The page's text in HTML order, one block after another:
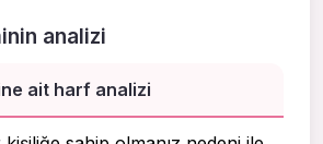
analizi
ait harf analizi